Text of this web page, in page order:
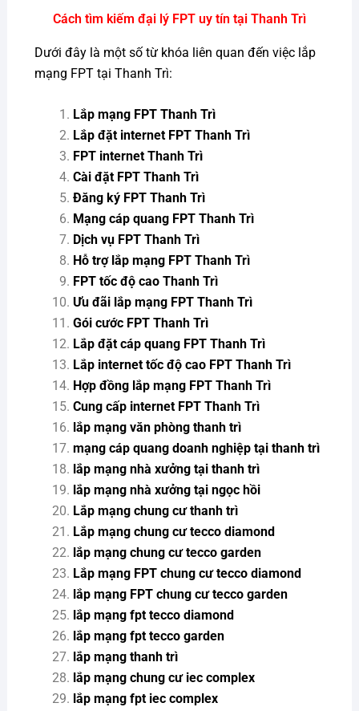
Cách tìm kiếm đại lý FPT uy tín tại Thanh Trì
Dưới đây là một số từ khóa liên quan đến việc lắp
mạng FPT tại Thanh Trì:
Lắp mạng FPT Thanh Trì
Lắp đặt internet FPT Thanh Trì
FPT internet Thanh Trì
Cài đặt FPT Thanh Trì
Đăng ký FPT Thanh Trì
Mạng cáp quang FPT Thanh Trì
Dịch vụ FPT Thanh Trì
Hỗ trợ lắp mạng FPT Thanh Trì
FPT tốc độ cao Thanh Trì
Ưu đãi lắp mạng FPT Thanh Trì
Gói cước FPT Thanh Trì
Lắp đặt cáp quang FPT Thanh Trì
Lắp internet tốc độ cao FPT Thanh Trì
Hợp đồng lắp mạng FPT Thanh Trì
Cung cấp internet FPT Thanh Trì
lắp mạng văn phòng thanh trì
mạng cáp quang doanh nghiệp tại thanh trì
lắp mạng nhà xưởng tại thanh trì
lắp mạng nhà xưởng tại ngọc hồi
Lắp mạng chung cư thanh trì
Lắp mạng chung cư tecco diamond
lắp mạng chung cư tecco garden
Lắp mạng FPT chung cư tecco diamond
lắp mạng FPT chung cư tecco garden
lắp mạng fpt tecco diamond
lắp mạng fpt tecco garden
lắp mạng thanh trì
lắp mạng chung cư iec complex
lắp mạng fpt iec complex